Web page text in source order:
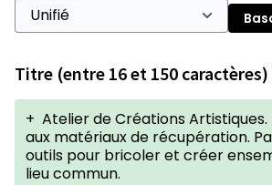
Titre (entre 16 et 150
+ Atelier de Créations Artistiques.
aux matériaux de récupération.
outils pour bricoler et créer
lieu commun.